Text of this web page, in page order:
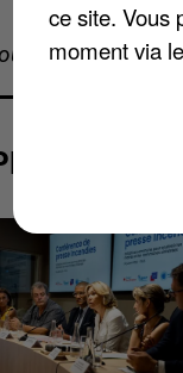
VUS
ce site. Vous
moment via